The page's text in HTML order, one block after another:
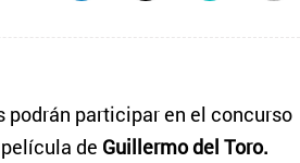
participar en el concurso
de Guillermo del Toro.